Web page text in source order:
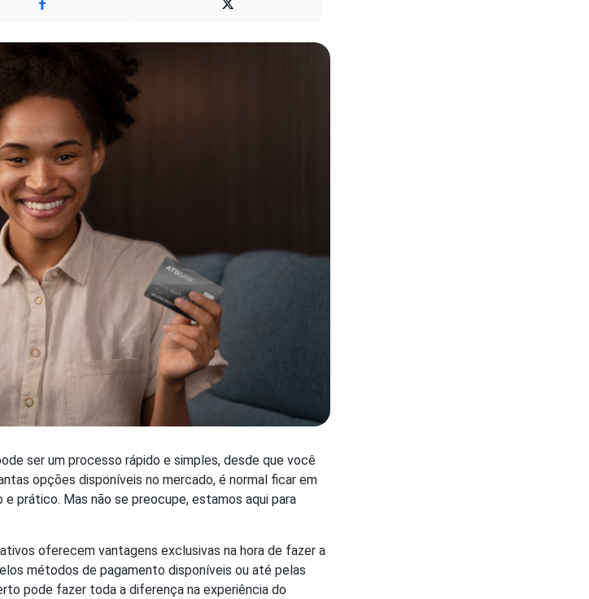
ser um processo rápido e simples, desde que você
opções disponíveis no mercado, é normal ficar em
prático. Mas não se preocupe, estamos aqui para
oferecem vantagens exclusivas na hora de fazer a
métodos de pagamento disponíveis ou até pelas
pode fazer toda a diferença na experiência do